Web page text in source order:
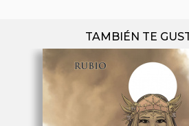
TAMBIÉN TE